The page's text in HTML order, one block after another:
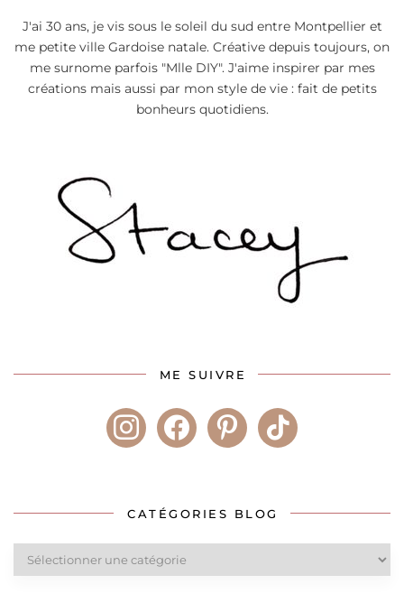
J'ai 30 ans, je vis sous le soleil du sud entre Montpellier et
me petite ville Gardoise natale. Créative depuis toujours, on
me surnome parfois "Mlle DIY". J'aime inspirer par mes
créations mais aussi par mon style de vie : fait de petits
bonheurs quotidiens.
ME SUIVRE
instagramfacebookpinteresttiktok
CATÉGORIES BLOG
blog